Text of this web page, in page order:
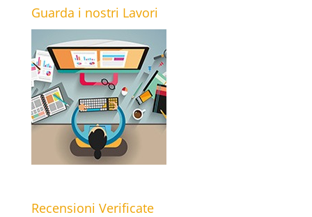
Guarda i nostri Lavori
Recensioni Verificate